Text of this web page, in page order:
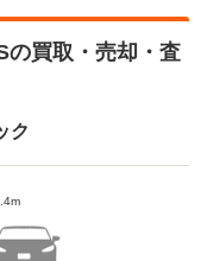
の買取・売却・査
ク